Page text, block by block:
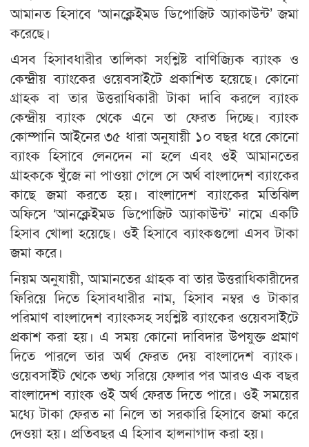
আমানত হিসাবে ‘আনক্লেইমড ডিপোজিট অ্যাকাউন্ট’ জমা
করেছে।
এসব হিসাবধারীর তালিকা সংশ্লিষ্ট বাণিজ্যিক ব্যাংক ও
কেন্দ্রীয় ব্যাংকের ওয়েবসাইটে প্রকাশিত হয়েছে। কোনো
গ্রাহক বা তার উত্তরাধিকারী টাকা দাবি করলে ব্যাংক
কেন্দ্রীয় ব্যাংক থেকে এনে তা ফেরত দিচ্ছে। ব্যাংক
কোম্পানি আইনের ৩৫ ধারা অনুযায়ী ১০ বছর ধরে কোনো
ব্যাংক হিসাবে লেনদেন না হলে এবং ওই আমানতের
গ্রাহককে খুঁজে না পাওয়া গেলে সে অর্থ বাংলাদেশ ব্যাংকের
কাছে জমা করতে হয়। বাংলাদেশ ব্যাংকের মতিঝিল
অফিসে ‘আনক্লেইমড ডিপোজিট অ্যাকাউন্ট’ নামে একটি
হিসাব খোলা হয়েছে। ওই হিসাবে ব্যাংকগুলো এসব টাকা
জমা করে।
নিয়ম অনুযায়ী, আমানতের গ্রাহক বা তার উত্তরাধিকারীদের
ফিরিয়ে দিতে হিসাবধারীর নাম, হিসাব নম্বর ও টাকার
পরিমাণ বাংলাদেশ ব্যাংকসহ সংশ্লিষ্ট ব্যাংকের ওয়েবসাইটে
প্রকাশ করা হয়। এ সময় কোনো দাবিদার উপযুক্ত প্রমাণ
দিতে পারলে তার অর্থ ফেরত দেয় বাংলাদেশ ব্যাংক।
ওয়েবসাইট থেকে তথ্য সরিয়ে ফেলার পর আরও এক বছর
বাংলাদেশ ব্যাংক ওই অর্থ ফেরত দিতে পারে। ওই সময়ের
মধ্যে টাকা ফেরত না নিলে তা সরকারি হিসাবে জমা করে
দেওয়া হয়। প্রতিবছর এ হিসাব হালনাগাদ করা হয়।